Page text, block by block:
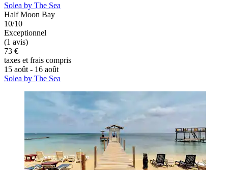
Solea by The Sea
Half Moon Bay
10/10
Exceptionnel
(1 avis)
73 €
taxes et frais compris
15 août - 16 août
Solea by The Sea